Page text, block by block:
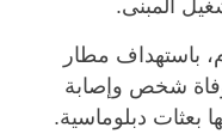
المبنى.
باستهداف مطار
شخص وإصابة
بعثات دبلوماسية.